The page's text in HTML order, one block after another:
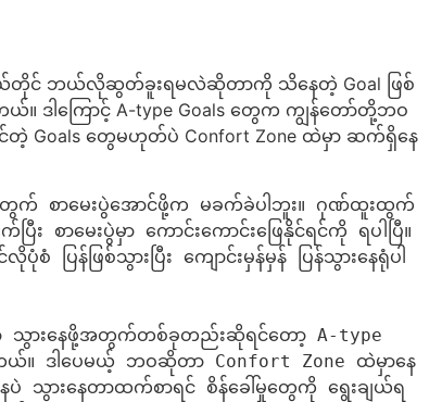
ယ်တိုင် ဘယ်လိုဆွတ်ခူးရမလဲဆိုတာကို သိနေတဲ့ Goal ဖြစ်
ယ်။ ဒါကြောင့် A-type Goals တွေက ကျွန်တော်တို့ဘဝ
နိုင်တဲ့ Goals တွေမဟုတ်ပဲ Confort Zone ထဲမှာ ဆက်ရှိနေ
တွက် စာမေးပွဲအောင်ဖို့က မခက်ခဲပါဘူး။ ဂုဏ်ထူးထွက်
စာမေးပွဲမှာ ကောင်းကောင်းဖြေနိုင်ရင်ကို ရပါပြီ။
ပြန်ဖြစ်သွားပြီး ကျောင်းမှန်မှန် ပြန်သွားနေရုံပါ
ားနေဖို့အတွက်တစ်ခုတည်းဆိုရင်တော့ A-type
ယ်။ ဒါပေမယ့် ဘဝဆိုတာ Confort Zone ထဲမှာနေ
သွားနေတာထက်စာရင် စိန်ခေါ်မှုတွေကို ရွေးချယ်ရ